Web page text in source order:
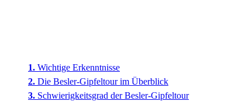
Wichtige Erkenntnisse
Die Besler-Gipfeltour im Überblick
Schwierigkeitsgrad der Besler-Gipfeltour